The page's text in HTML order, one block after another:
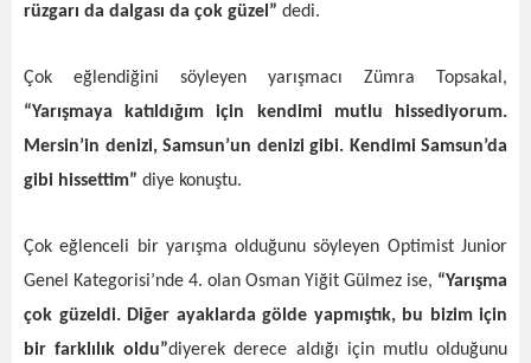
rüzgarı da dalgası da çok güzel” dedi.
Çok eğlendiğini söyleyen yarışmacı Zümra Topsakal,
“Yarışmaya katıldığım için kendimi mutlu hissediyorum.
Mersin’in denizi, Samsun’un denizi gibi. Kendimi Samsun’da
gibi hissettim” diye konuştu.
Çok eğlenceli bir yarışma olduğunu söyleyen Optimist Junior
Genel Kategorisi’nde 4. olan Osman Yiğit Gülmez ise, “Yarışma
çok güzeldi. Diğer ayaklarda gölde yapmıştık, bu bizim için
bir farklılık oldu”diyerek derece aldığı için mutlu olduğunu